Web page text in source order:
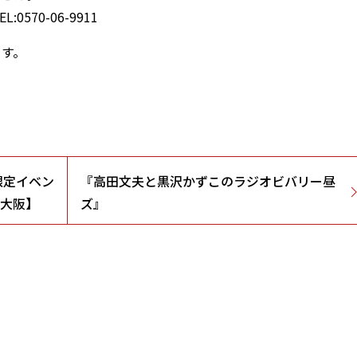
06-9911
。
イベン
阪】
『高田文夫と黒沢かずこのラジオビバリー昼
ズ』